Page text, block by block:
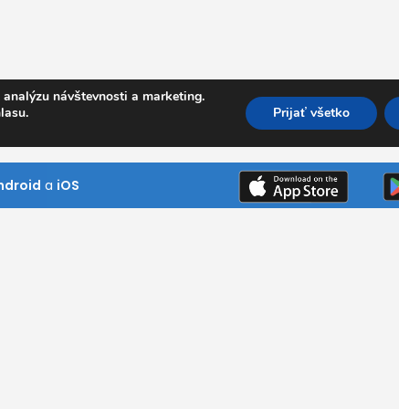
a iOS
návštevnosti a marketing.
Prijať všetko